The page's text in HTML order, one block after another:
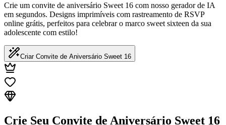
Crie um convite de aniversário Sweet 16 com nosso gerador de IA
em segundos. Designs imprimíveis com rastreamento de RSVP
online grátis, perfeitos para celebrar o marco sweet sixteen da sua
adolescente com estilo!
Criar Convite de Aniversário Sweet 16
Crie Seu Convite de Aniversário Sweet 16